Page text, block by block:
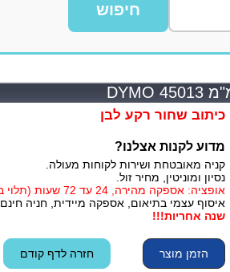
חיפוש
כיתוב שחור רקע לבן
מדוע לקנות אצלנו?
קניה מאובטחת ושירות לקוחות מעולה.
נסיון ומוניטין, מחיר זול.
אופציה: אספקה מהירה, 24 עד 72 שעות (תלוי באזור)
איסוף עצמי בתיאום, אספקה מיידית, חניה חינם
שנה אחריות!!!